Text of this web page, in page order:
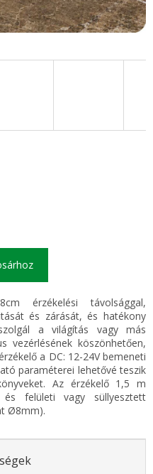
érzékelési távolsággal,
és zárását, és hatékony
a világítás vagy más
vezérlésének köszönhetően,
a DC: 12-24V bemeneti
paraméterei lehetővé teszik
Az érzékelő 1,5 m
és felületi vagy süllyesztett
Ø8mm).